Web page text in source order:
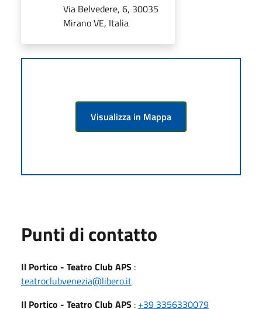
Via Belvedere, 6, 30035
Mirano VE, Italia
Visualizza in Mappa
Punti di contatto
Il Portico - Teatro Club APS :
teatroclubvenezia@libero.it
Il Portico - Teatro Club APS : +39 3356330079